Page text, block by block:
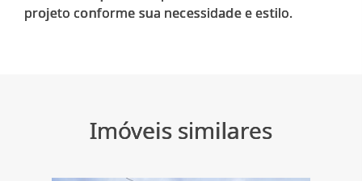
projeto conforme sua necessidade e estilo.
Imóveis similares